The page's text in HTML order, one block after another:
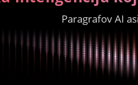
Paragrafov AI